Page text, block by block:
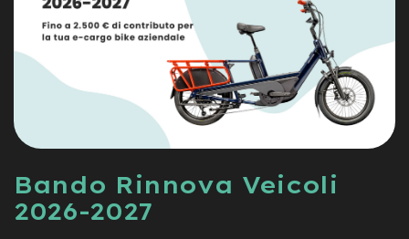
promo
Bando Rinnova Veicoli
2026-2027